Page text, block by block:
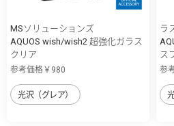
MSソリューションズ
AQUOS wish/wish2 超強化ガラス
クリア
参考価格￥980
光沢（グレア）
ラ
ス
参